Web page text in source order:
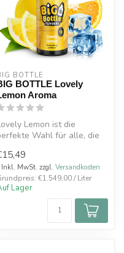
BOTTLE
BOTTLE Lovely
Aroma
Lemon ist die
Wahl für alle, die
MwSt. zzgl. Versandkosten
€1.549,00 / Liter
Lager